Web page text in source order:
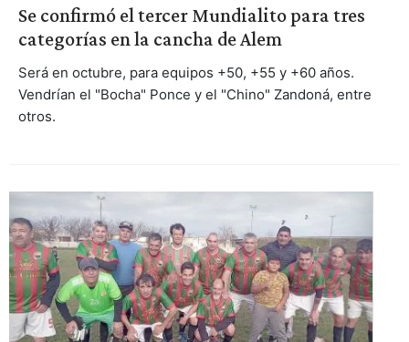
Se confirmó el tercer Mundialito para tres
categorías en la cancha de Alem
Será en octubre, para equipos +50, +55 y +60 años.
Vendrían el "Bocha" Ponce y el "Chino" Zandoná, entre
otros.